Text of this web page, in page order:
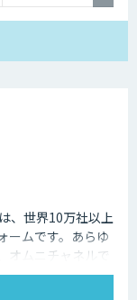
、世界10万社以上
ームです。あらゆ
オムニチャネルで
。